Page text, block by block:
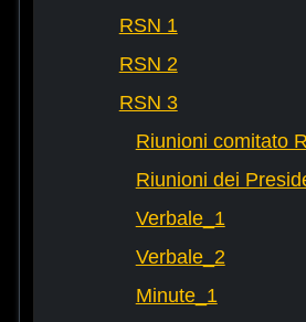
RSN 1
RSN 2
RSN 3
Riunioni comitato
Riunioni dei
Verbale_1
Verbale_2
Minute_1